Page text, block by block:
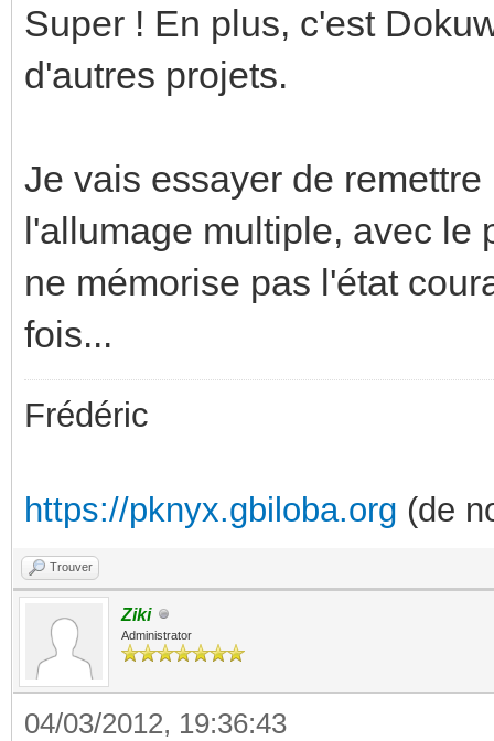
Super ! En plus, c'est
d'autres projets.
Je vais essayer de
l'allumage multiple, avec le
ne mémorise pas l'état
fois...
Frédéric
https://pknyx.gbiloba.org (de
Trouver
Ziki
Administrator
04/03/2012, 19:36:43